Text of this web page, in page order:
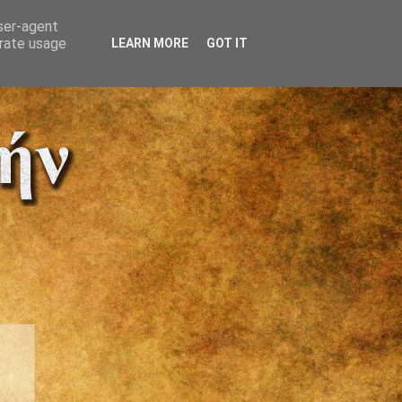
agent
usage
LEARN MORE GOT IT